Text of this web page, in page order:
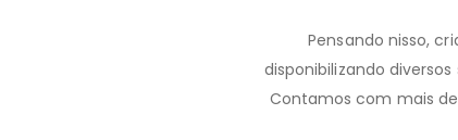
​Pensando nisso,
disponibilizando
Contamos com mais